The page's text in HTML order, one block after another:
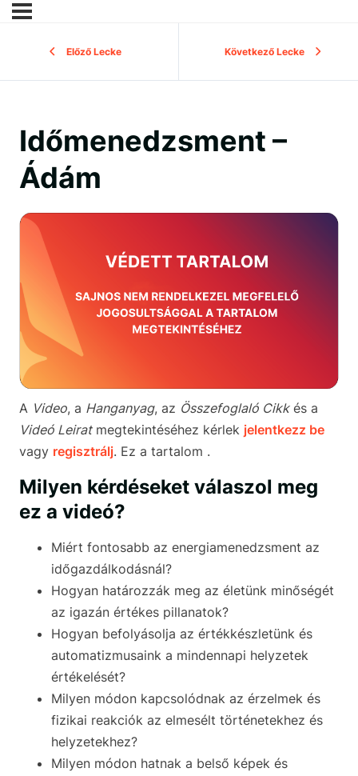
Előző Lecke Következő Lecke
Időmenedzsment –
Ádám
A Video, a Hanganyag, az Összefoglaló Cikkés a
Videó Leiratmegtekintéséhez kérlek jelentkezz be
vagy regisztrálj. Ez a tartalom .
Milyen kérdéseket válaszol meg
ez a videó?
Miért fontosabb az energiamenedzsment az
időgazdálkodásnál?
Hogyan határozzák meg az életünk minőségét
az igazán értékes pillanatok?
Hogyan befolyásolja az értékkészletünk és
automatizmusaink a mindennapi helyzetek
értékelését?
Milyen módon kapcsolódnak az érzelmek és
fizikai reakciók az elmesélt történetekhez és
helyzetekhez?
Milyen módon hatnak a belső képek és